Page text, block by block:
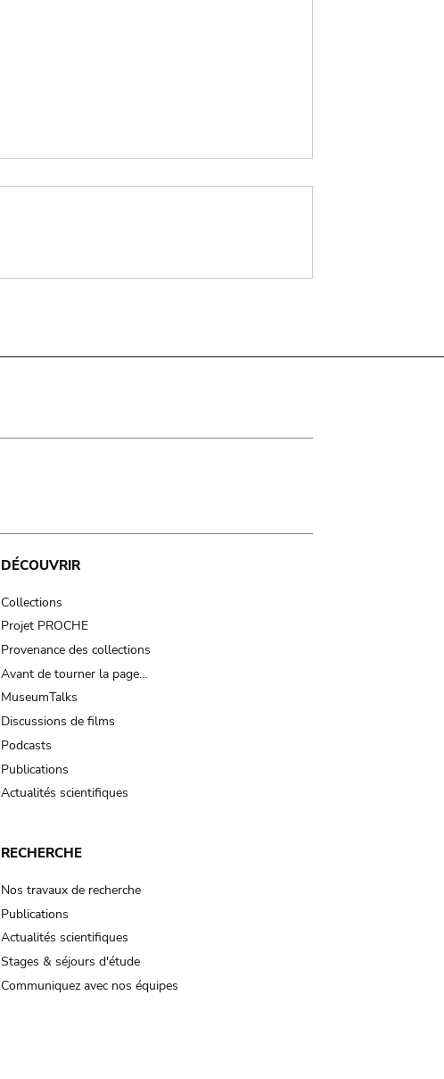
DÉCOUVRIR
Collections
Projet PROCHE
Provenance des collections
Avant de tourner la page…
MuseumTalks
Discussions de films
Podcasts
Publications
Actualités scientifiques
RECHERCHE
Nos travaux de recherche
Publications
Actualités scientifiques
Stages & séjours d'étude
Communiquez avec nos équipes